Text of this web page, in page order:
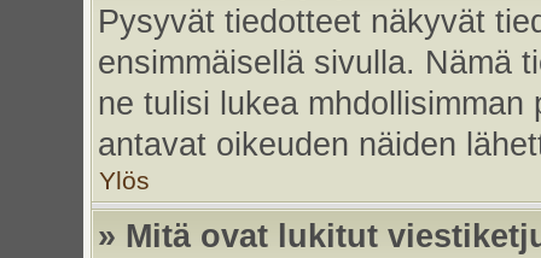
Pysyvät tiedotteet näkyvät
ensimmäisellä sivulla. Nämä
ne tulisi lukea
antavat oikeuden näiden
Ylös
» Mitä ovat lukitut